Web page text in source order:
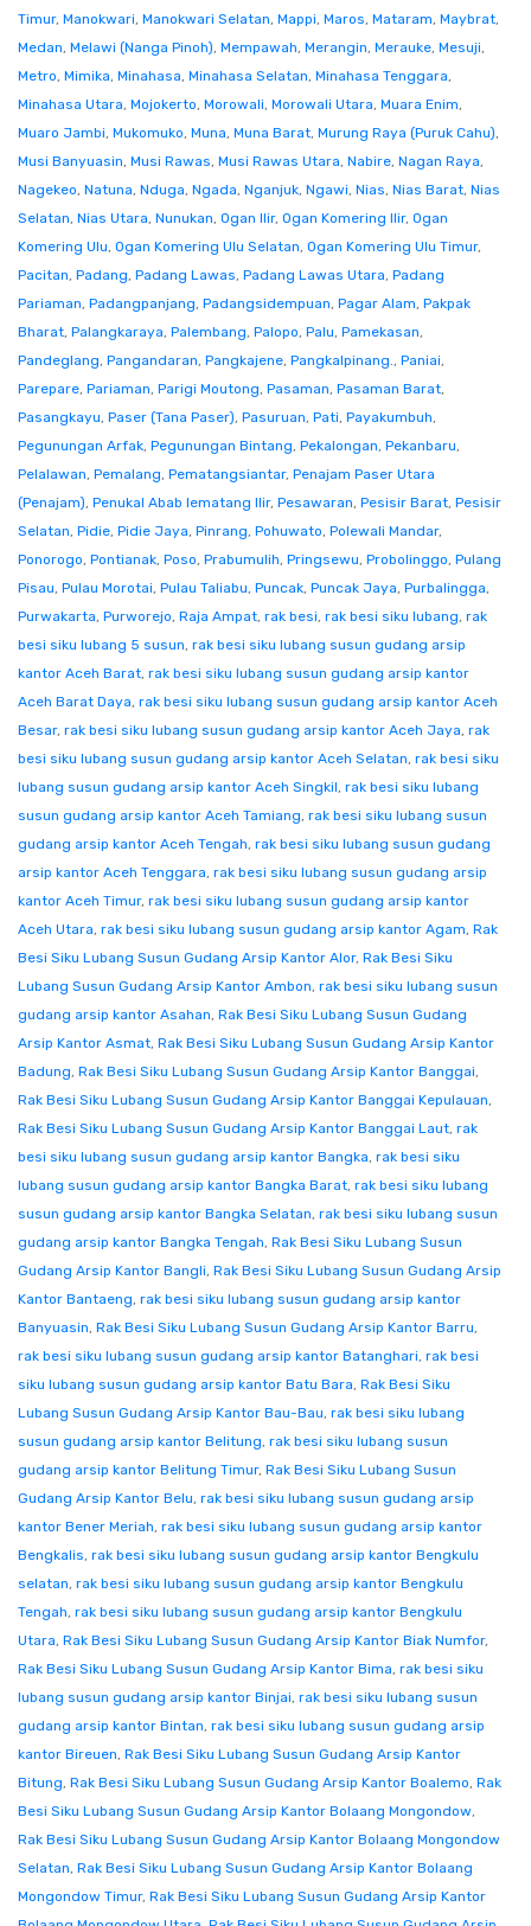
Timur, Manokwari, Manokwari Selatan, Mappi, Maros, Mataram, Maybrat,
Medan, Melawi (Nanga Pinoh), Mempawah, Merangin, Merauke, Mesuji,
Metro, Mimika, Minahasa, Minahasa Selatan, Minahasa Tenggara,
Minahasa Utara, Mojokerto, Morowali, Morowali Utara, Muara Enim,
Muaro Jambi, Mukomuko, Muna, Muna Barat, Murung Raya (Puruk Cahu),
Musi Banyuasin, Musi Rawas, Musi Rawas Utara, Nabire, Nagan Raya,
Nagekeo, Natuna, Nduga, Ngada, Nganjuk, Ngawi, Nias, Nias Barat, Nias
Selatan, Nias Utara, Nunukan, Ogan Ilir, Ogan Komering Ilir, Ogan
Komering Ulu, Ogan Komering Ulu Selatan, Ogan Komering Ulu Timur,
Pacitan, Padang, Padang Lawas, Padang Lawas Utara, Padang
Pariaman, Padangpanjang, Padangsidempuan, Pagar Alam, Pakpak
Bharat, Palangkaraya, Palembang, Palopo, Palu, Pamekasan,
Pandeglang, Pangandaran, Pangkajene, Pangkalpinang., Paniai,
Parepare, Pariaman, Parigi Moutong, Pasaman, Pasaman Barat,
Pasangkayu, Paser (Tana Paser), Pasuruan, Pati, Payakumbuh,
Pegunungan Arfak, Pegunungan Bintang, Pekalongan, Pekanbaru,
Pelalawan, Pemalang, Pematangsiantar, Penajam Paser Utara
(Penajam), Penukal Abab lematang Ilir, Pesawaran, Pesisir Barat, Pesisir
Selatan, Pidie, Pidie Jaya, Pinrang, Pohuwato, Polewali Mandar,
Ponorogo, Pontianak, Poso, Prabumulih, Pringsewu, Probolinggo, Pulang
Pisau, Pulau Morotai, Pulau Taliabu, Puncak, Puncak Jaya, Purbalingga,
Purwakarta, Purworejo, Raja Ampat, rak besi, rak besi siku lubang, rak
besi siku lubang 5 susun, rak besi siku lubang susun gudang arsip
kantor Aceh Barat, rak besi siku lubang susun gudang arsip kantor
Aceh Barat Daya, rak besi siku lubang susun gudang arsip kantor Aceh
Besar, rak besi siku lubang susun gudang arsip kantor Aceh Jaya, rak
besi siku lubang susun gudang arsip kantor Aceh Selatan, rak besi siku
lubang susun gudang arsip kantor Aceh Singkil, rak besi siku lubang
susun gudang arsip kantor Aceh Tamiang, rak besi siku lubang susun
gudang arsip kantor Aceh Tengah, rak besi siku lubang susun gudang
arsip kantor Aceh Tenggara, rak besi siku lubang susun gudang arsip
kantor Aceh Timur, rak besi siku lubang susun gudang arsip kantor
Aceh Utara, rak besi siku lubang susun gudang arsip kantor Agam, Rak
Besi Siku Lubang Susun Gudang Arsip Kantor Alor, Rak Besi Siku
Lubang Susun Gudang Arsip Kantor Ambon, rak besi siku lubang susun
gudang arsip kantor Asahan, Rak Besi Siku Lubang Susun Gudang
Arsip Kantor Asmat, Rak Besi Siku Lubang Susun Gudang Arsip Kantor
Badung, Rak Besi Siku Lubang Susun Gudang Arsip Kantor Banggai,
Rak Besi Siku Lubang Susun Gudang Arsip Kantor Banggai Kepulauan,
Rak Besi Siku Lubang Susun Gudang Arsip Kantor Banggai Laut, rak
besi siku lubang susun gudang arsip kantor Bangka, rak besi siku
lubang susun gudang arsip kantor Bangka Barat, rak besi siku lubang
susun gudang arsip kantor Bangka Selatan, rak besi siku lubang susun
gudang arsip kantor Bangka Tengah, Rak Besi Siku Lubang Susun
Gudang Arsip Kantor Bangli, Rak Besi Siku Lubang Susun Gudang Arsip
Kantor Bantaeng, rak besi siku lubang susun gudang arsip kantor
Banyuasin, Rak Besi Siku Lubang Susun Gudang Arsip Kantor Barru,
rak besi siku lubang susun gudang arsip kantor Batanghari, rak besi
siku lubang susun gudang arsip kantor Batu Bara, Rak Besi Siku
Lubang Susun Gudang Arsip Kantor Bau-Bau, rak besi siku lubang
susun gudang arsip kantor Belitung, rak besi siku lubang susun
gudang arsip kantor Belitung Timur, Rak Besi Siku Lubang Susun
Gudang Arsip Kantor Belu, rak besi siku lubang susun gudang arsip
kantor Bener Meriah, rak besi siku lubang susun gudang arsip kantor
Bengkalis, rak besi siku lubang susun gudang arsip kantor Bengkulu
selatan, rak besi siku lubang susun gudang arsip kantor Bengkulu
Tengah, rak besi siku lubang susun gudang arsip kantor Bengkulu
Utara, Rak Besi Siku Lubang Susun Gudang Arsip Kantor Biak Numfor,
Rak Besi Siku Lubang Susun Gudang Arsip Kantor Bima, rak besi siku
lubang susun gudang arsip kantor Binjai, rak besi siku lubang susun
gudang arsip kantor Bintan, rak besi siku lubang susun gudang arsip
kantor Bireuen, Rak Besi Siku Lubang Susun Gudang Arsip Kantor
Bitung, Rak Besi Siku Lubang Susun Gudang Arsip Kantor Boalemo, Rak
Besi Siku Lubang Susun Gudang Arsip Kantor Bolaang Mongondow,
Rak Besi Siku Lubang Susun Gudang Arsip Kantor Bolaang Mongondow
Selatan, Rak Besi Siku Lubang Susun Gudang Arsip Kantor Bolaang
Mongondow Timur, Rak Besi Siku Lubang Susun Gudang Arsip Kantor